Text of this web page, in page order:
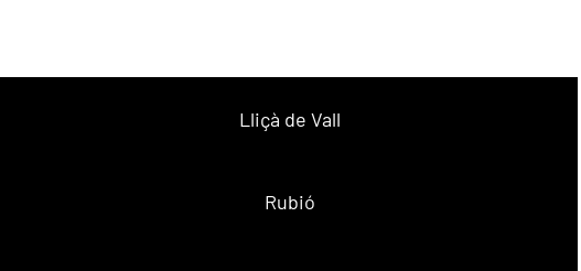
Lliçà de Vall
Rubió